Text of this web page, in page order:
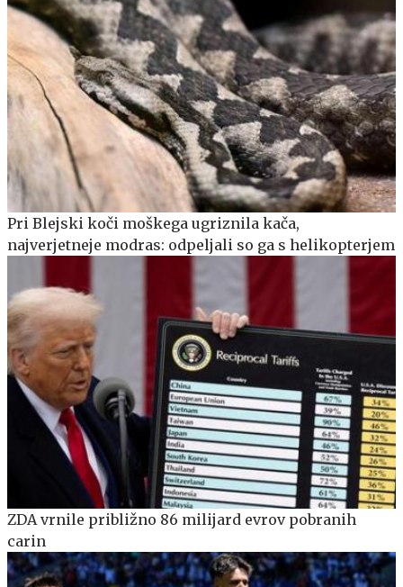
Pri Blejski koči moškega ugriznila kača,
najverjetneje modras: odpeljali so ga s helikopterjem
ZDA vrnile približno 86 milijard evrov pobranih
carin